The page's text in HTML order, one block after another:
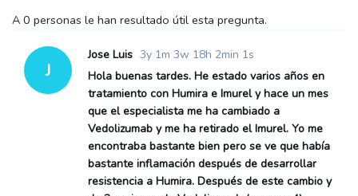
A 0 personas le han resultado útil esta pregunta.
J
Jose Luis 3y 1m 3w 18h 2min 1s
Hola buenas tardes. He estado varios años en
tratamiento con Humira e Imurel y hace un mes
que el especialista me ha cambiado a
Vedolizumab y me ha retirado el Imurel. Yo me
encontraba bastante bien pero se ve que había
bastante inflamación después de desarrollar
resistencia a Humira. Después de este cambio y